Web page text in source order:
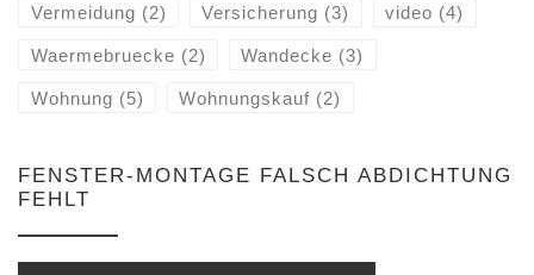
Vermeidung (2) Versicherung (3) video (4)
Waermebruecke (2) Wandecke (3)
Wohnung (5) Wohnungskauf (2)
FENSTER-MONTAGE FALSCH ABDICHTUNG
FEHLT